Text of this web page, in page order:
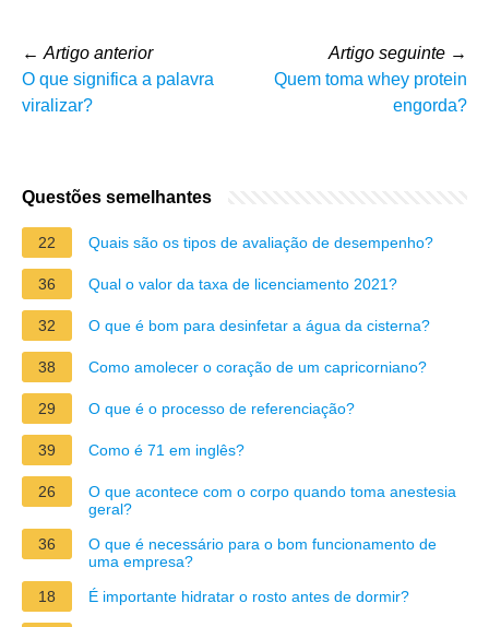
← Artigo anterior
O que significa a palavra
viralizar?
Artigo seguinte →
Quem toma whey protein
engorda?
Questões semelhantes
22 Quais são os tipos de avaliação de desempenho?
36 Qual o valor da taxa de licenciamento 2021?
32 O que é bom para desinfetar a água da cisterna?
38 Como amolecer o coração de um capricorniano?
29 O que é o processo de referenciação?
39 Como é 71 em inglês?
26
O que acontece com o corpo quando toma anestesia
geral?
36
O que é necessário para o bom funcionamento de
uma empresa?
18
É importante hidratar o rosto antes de dormir?